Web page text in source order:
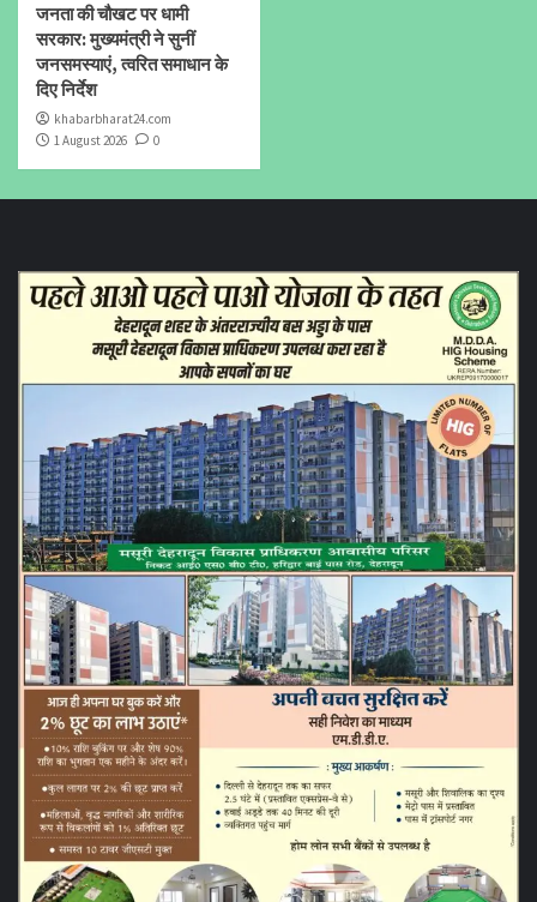
जनता की चौखट पर धामी
सरकार: मुख्यमंत्री ने सुनीं
जनसमस्याएं, त्वरित समाधान के
दिए निर्देश
khabarbharat24.com
1 August 2026
0